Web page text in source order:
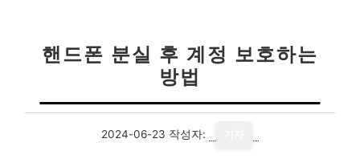
핸드폰 분실 후 계정 보호하는
방법
2024-06-23 작성자: